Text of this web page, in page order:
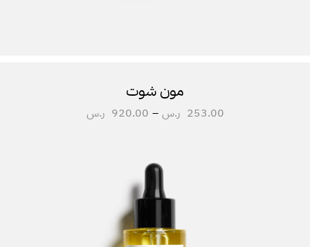
مون شوت
253.00 ر.س –
920.00 ر.س